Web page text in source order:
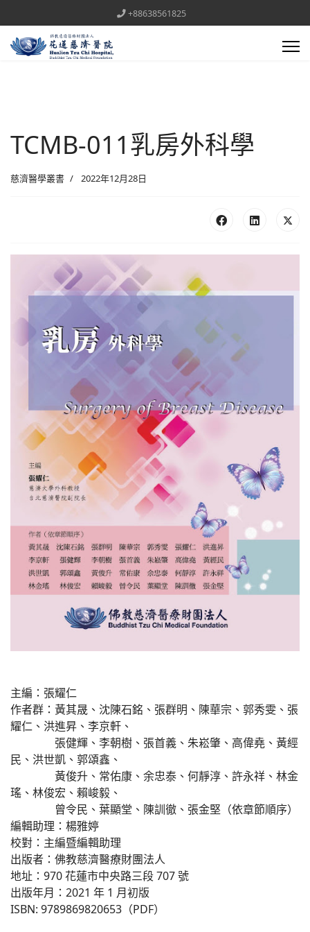
+88638561825
TCMB-011乳房外科學
慈濟醫學叢書 2022年12月28日
主編：張耀仁
作者群：黃其晟、沈陳石銘、張群明、陳華宗、郭秀雯、張
耀仁、洪進昇、李京軒、
張健輝、李朝樹、張首義、朱崧肇、高偉堯、黃經
民、洪世凱、郭頌鑫、
黃俊升、常佑康、余忠泰、何靜淳、許永祥、林金
瑤、林俊宏、賴峻毅、
曾令民、葉顯堂、陳訓徹、張金堅（依章節順序）
編輯助理：楊雅婷
校對：主編暨編輯助理
出版者：佛教慈濟醫療財團法人
地址：970 花蓮市中央路三段 707 號
出版年月：2021 年 1 月初版
ISBN: 9789869820653（PDF）